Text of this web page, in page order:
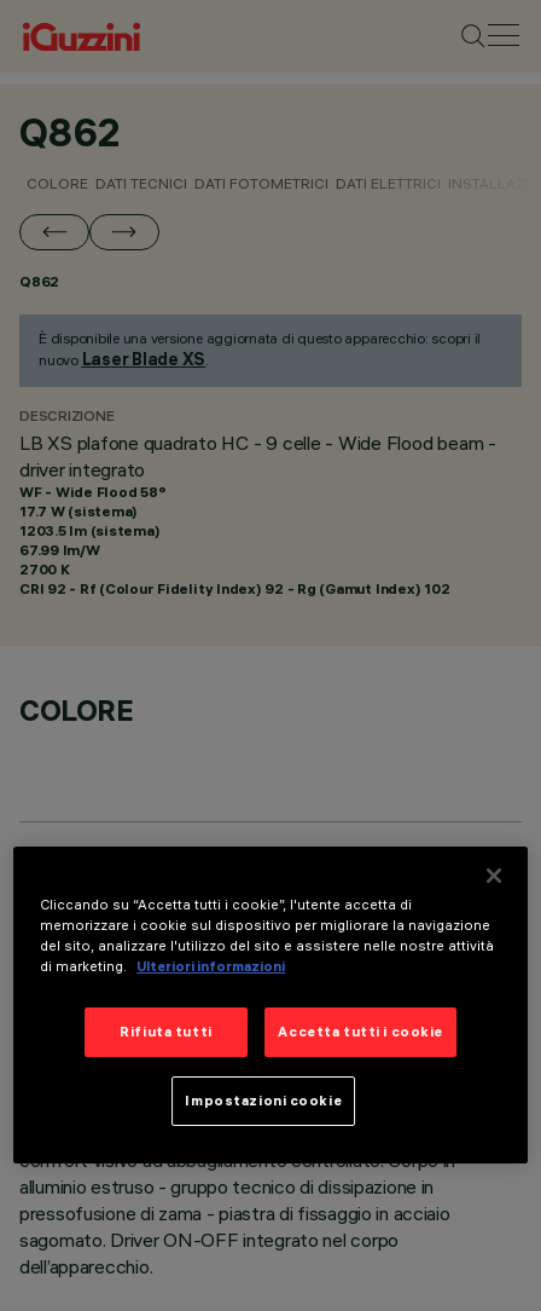
Q862
COLORE DATI TECNICI DATI FOTOMETRICI DATI ELETTRICI
Q862
È disponibile una versione aggiornata di questo apparecchio: scopri il
nuovo Laser Blade XS.
DESCRIZIONE
LB XS plafone quadrato HC - 9 celle - Wide Flood beam -
driver integrato
WF - Wide Flood 58°
17.7 W (sistema)
1203.5 lm (sistema)
67.99 lm/W
2700 K
CRI 92 - Rf (Colour Fidelity Index) 92 - Rg (Gamut Index) 102
COLORE
ULTIMO AGGIORNAMENTO: 06/08/2026
Apparecchio per installazione a soffitto a 9 elementi ottici
per sorgenti LED - ottiche fisse con riflettori Opti-Beam ad
alta definizione in termoplastico metallizzato. Nonostante le
dimensioni minime del prodotto, la tecnologia brevettata del
sistema ottico garantisce un flusso efficace ed un elevato
comfort visivo ad abbagliamento controllato. Corpo in
alluminio estruso - gruppo tecnico di dissipazione in
pressofusione di zama - piastra di fissaggio in acciaio
sagomato. Driver ON-OFF integrato nel corpo
dell’apparecchio.
Cliccando su “Accetta tutti i cookie”, l'utente accetta di
memorizzare i cookie sul dispositivo per migliorare la navigazione
del sito, analizzare l'utilizzo del sito e assistere nelle nostre attività
di marketing.
Ulteriori informazioni
Rifiuta tutti Accetta tutti i cookie
Impostazioni cookie